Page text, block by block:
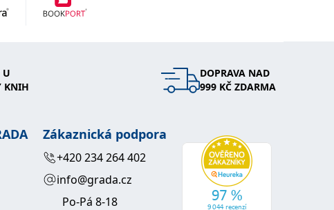
U
KNIH
DOPRAVA NAD
999 KČ ZDARMA
Zákaznická podpora
+420 234 264 402
info@grada.cz
Po-Pá 8-18